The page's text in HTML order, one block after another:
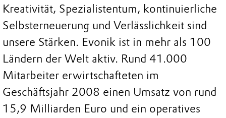
Kreativität, Spezialistentum, kontinuierliche
Selbsterneuerung und Verlässlichkeit sind
unsere Stärken. Evonik ist in mehr als 100
Ländern der Welt aktiv. Rund 41.000
Mitarbeiter erwirtschafteten im
Geschäftsjahr 2008 einen Umsatz von rund
15,9 Milliarden Euro und ein operatives